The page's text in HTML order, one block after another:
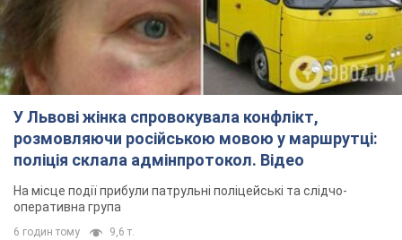
У Львові жінка спровокувала конфлікт,
розмовляючи російською мовою у маршрутці:
поліція склала адмінпротокол. Відео
На місце події прибули патрульні поліцейські та слідчо-
оперативна група
6 годин тому 9,6 т.